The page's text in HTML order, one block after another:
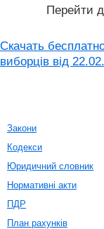
Перейти
Скачать
виборців від
Закони
Кодекси
Юридичний словник
Нормативні акти
ПДР
План рахунків